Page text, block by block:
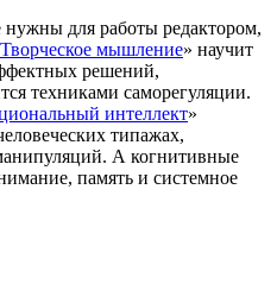
нужны для работы редактором,
Творческое мышление» научит
решений,
техниками саморегуляции.
интеллект»
типажах,
А когнитивные
память и системное